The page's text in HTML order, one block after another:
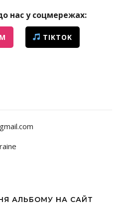
нас у соцмережах:
TIKTOK
АЛЬБОМУ НА САЙТ